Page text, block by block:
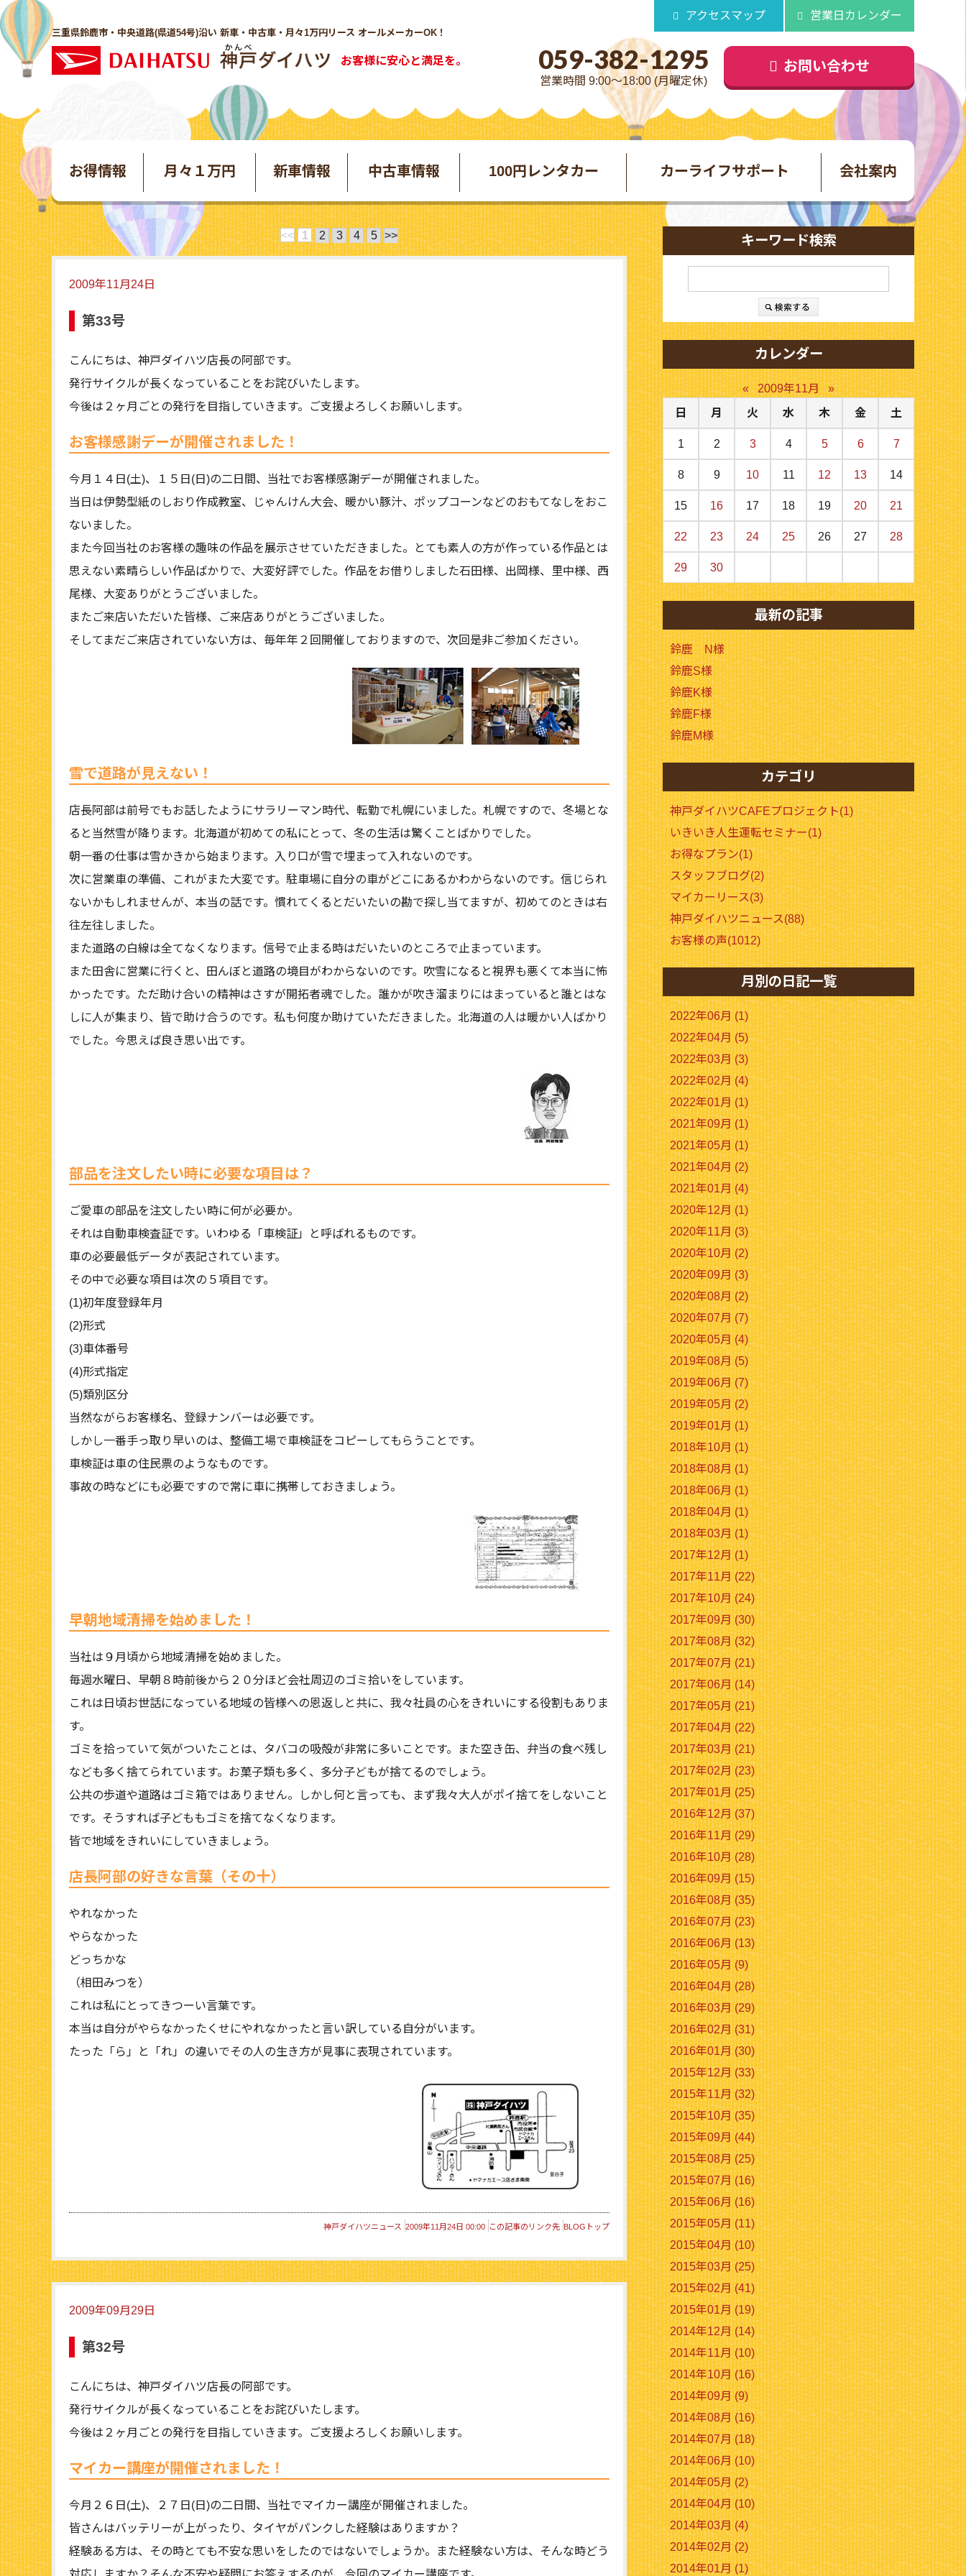
三重県鈴鹿市・中央道路(県道54号)沿い 新車・中古車・月々1万円リース オールメーカーOK！
お客様に安心と満足を。
アクセスマップ 営業日カレンダー
059-382-1295
営業時間 9:00～18:00 (月曜定休)
お問い合わせ
お得情報 月々１万円 新車情報 中古車情報 100円レンタカー カーライフサポート 会社案内
<< 1 2 3 4 5 >>
2009年11月24日
第33号
こんにちは、神戸ダイハツ店長の阿部です。
発行サイクルが長くなっていることをお詫びいたします。
今後は２ヶ月ごとの発行を目指していきます。ご支援よろしくお願いします。
お客様感謝デーが開催されました！
今月１４日(土)、１５日(日)の二日間、当社でお客様感謝デーが開催されました。
当日は伊勢型紙のしおり作成教室、じゃんけん大会、暖かい豚汁、ポップコーンなどのおもてなしをおこ
ないました。
また今回当社のお客様の趣味の作品を展示させていただきました。とても素人の方が作っている作品とは
思えない素晴らしい作品ばかりで、大変好評でした。作品をお借りしました石田様、出岡様、里中様、西
尾様、大変ありがとうございました。
またご来店いただいた皆様、ご来店ありがとうございました。
そしてまだご来店されていない方は、毎年年２回開催しておりますので、次回是非ご参加ください。
雪で道路が見えない！
店長阿部は前号でもお話したようにサラリーマン時代、転勤で札幌にいました。札幌ですので、冬場とな
ると当然雪が降ります。北海道が初めての私にとって、冬の生活は驚くことばかりでした。
朝一番の仕事は雪かきから始まります。入り口が雪で埋まって入れないのです。
次に営業車の準備、これがまた大変です。駐車場に自分の車がどこにあるかわからないのです。信じられ
ないかもしれませんが、本当の話です。慣れてくるとだいたいの勘で探し当てますが、初めてのときは右
往左往しました。
また道路の白線は全てなくなります。信号で止まる時はだいたいのところで止まっています。
また田舎に営業に行くと、田んぼと道路の境目がわからないのです。吹雪になると視界も悪くて本当に怖
かったです。ただ助け合いの精神はさすが開拓者魂でした。誰かが吹き溜まりにはまっていると誰とはな
しに人が集まり、皆で助け合うのです。私も何度か助けていただきました。北海道の人は暖かい人ばかり
でした。今思えば良き思い出です。
部品を注文したい時に必要な項目は？
ご愛車の部品を注文したい時に何が必要か。
それは自動車検査証です。いわゆる「車検証」と呼ばれるものです。
車の必要最低データが表記されています。
その中で必要な項目は次の５項目です。
(1)初年度登録年月
(2)形式
(3)車体番号
(4)形式指定
(5)類別区分
当然ながらお客様名、登録ナンバーは必要です。
しかし一番手っ取り早いのは、整備工場で車検証をコピーしてもらうことです。
車検証は車の住民票のようなものです。
事故の時などにも必要ですので常に車に携帯しておきましょう。
早朝地域清掃を始めました！
当社は９月頃から地域清掃を始めました。
毎週水曜日、早朝８時前後から２０分ほど会社周辺のゴミ拾いをしています。
これは日頃お世話になっている地域の皆様への恩返しと共に、我々社員の心をきれいにする役割もありま
す。
ゴミを拾っていて気がついたことは、タバコの吸殻が非常に多いことです。また空き缶、弁当の食べ残し
なども多く捨てられています。お菓子類も多く、多分子どもが捨てるのでしょう。
公共の歩道や道路はゴミ箱ではありません。しかし何と言っても、まず我々大人がポイ捨てをしないこと
です。そうすれば子どももゴミを捨てなくなります。
皆で地域をきれいにしていきましょう。
店長阿部の好きな言葉（その十）
やれなかった
やらなかった
どっちかな
（相田みつを）
これは私にとってきつーい言葉です。
本当は自分がやらなかったくせにやれなかったと言い訳している自分がいます。
たった「ら」と「れ」の違いでその人の生き方が見事に表現されています。
神戸ダイハツニュース 2009年11月24日 00:00 この記事のリンク先 BLOGトップ
2009年09月29日
第32号
こんにちは、神戸ダイハツ店長の阿部です。
発行サイクルが長くなっていることをお詫びいたします。
今後は２ヶ月ごとの発行を目指していきます。ご支援よろしくお願いします。
マイカー講座が開催されました！
今月２６日(土)、２７日(日)の二日間、当社でマイカー講座が開催されました。
皆さんはバッテリーが上がったり、タイヤがパンクした経験はありますか？
経験ある方は、その時とても不安な思いをしたのではないでしょうか。また経験ない方は、そんな時どう
キーワード検索
カレンダー
« 2009年11月
»
日
月 火 水 木 金 土
1 2 3 4 5 6 7
8 9 10 11 12 13 14
15 16 17 18 19 20 21
22 23 24 25 26 27 28
29 30
最新の記事
鈴鹿 N様
鈴鹿S様
鈴鹿K様
鈴鹿F様
鈴鹿M様
カテゴリ
神戸ダイハツCAFEプロジェクト(1)
いきいき人生運転セミナー(1)
お得なプラン(1)
スタッフブログ(2)
マイカーリース(3)
神戸ダイハツニュース(88)
お客様の声(1012)
月別の日記一覧
2022年06月 (1)
2022年04月 (5)
2022年03月 (3)
2022年02月 (4)
2022年01月 (1)
2021年09月 (1)
2021年05月 (1)
2021年04月 (2)
2021年01月 (4)
2020年12月 (1)
2020年11月 (3)
2020年10月 (2)
2020年09月 (3)
2020年08月 (2)
2020年07月 (7)
2020年05月 (4)
2019年08月 (5)
2019年06月 (7)
2019年05月 (2)
2019年01月 (1)
2018年10月 (1)
2018年08月 (1)
2018年06月 (1)
2018年04月 (1)
2018年03月 (1)
2017年12月 (1)
2017年11月 (22)
2017年10月 (24)
2017年09月 (30)
2017年08月 (32)
2017年07月 (21)
2017年06月 (14)
2017年05月 (21)
2017年04月 (22)
2017年03月 (21)
2017年02月 (23)
2017年01月 (25)
2016年12月 (37)
2016年11月 (29)
2016年10月 (28)
2016年09月 (15)
2016年08月 (35)
2016年07月 (23)
2016年06月 (13)
2016年05月 (9)
2016年04月 (28)
2016年03月 (29)
2016年02月 (31)
2016年01月 (30)
2015年12月 (33)
2015年11月 (32)
2015年10月 (35)
2015年09月 (44)
2015年08月 (25)
2015年07月 (16)
2015年06月 (16)
2015年05月 (11)
2015年04月 (10)
2015年03月 (25)
2015年02月 (41)
2015年01月 (19)
2014年12月 (14)
2014年11月 (10)
2014年10月 (16)
2014年09月 (9)
2014年08月 (16)
2014年07月 (18)
2014年06月 (10)
2014年05月 (2)
2014年04月 (10)
2014年03月 (4)
2014年02月 (2)
2014年01月 (1)